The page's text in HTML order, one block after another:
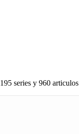
series y 960 articulos